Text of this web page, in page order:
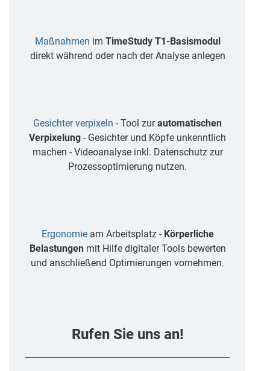
Maßnahmen im TimeStudy T1-Basismodul
direkt während oder nach der Analyse anlegen
Gesichter verpixeln - Tool zurautomatischen
Verpixelung - Gesichter und Köpfe unkenntlich
machen - Videoanalyse inkl. Datenschutz zur
Prozessoptimierung nutzen.
Ergonomieam Arbeitsplatz - Körperliche
Belastungenmit Hilfe digitaler Tools bewerten
und anschließend Optimierungen vornehmen.
Rufen Sie uns an!